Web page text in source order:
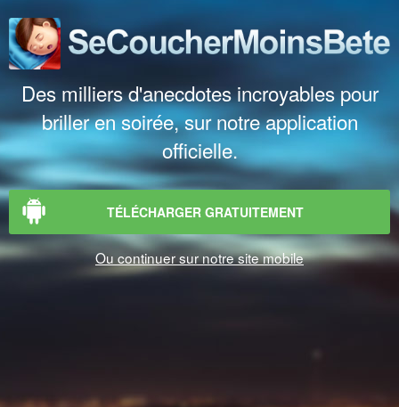
Des milliers d'anecdotes incroyables pour
briller en soirée, sur notre application
officielle.
TÉLÉCHARGER GRATUITEMENT
Ou continuer sur notre site mobile